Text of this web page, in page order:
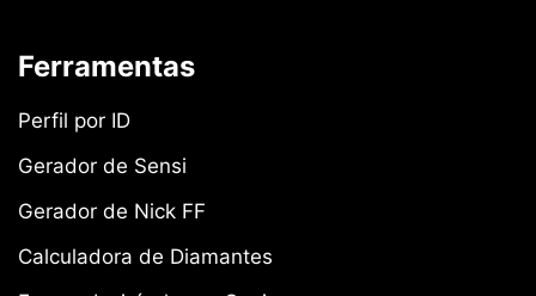
Ferramentas
Perfil por ID
Gerador de Sensi
Gerador de Nick FF
Calculadora de Diamantes